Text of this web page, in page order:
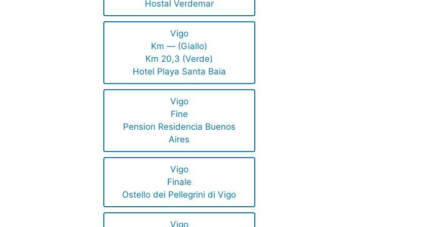
Hostal Verdemar
Vigo
Km — (Giallo)
Km 20,3 (Verde)
Hotel Playa Santa Baia
Vigo
Fine
Pension Residencia Buenos
Aires
Vigo
Finale
Ostello dei Pellegrini di Vigo
Vigo